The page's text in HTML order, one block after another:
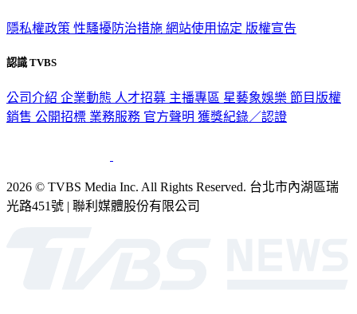
隱私權政策 性騷擾防治措施 網站使用協定 版權宣告
認識 TVBS
公司介紹 企業動態 人才招募 主播專區 星藝象娛樂 節目版權
銷售 公開招標 業務服務 官方聲明 獲獎紀錄／認證
2026 © TVBS Media Inc. All Rights Reserved. 台北市內湖區瑞
光路451號 | 聯利媒體股份有限公司